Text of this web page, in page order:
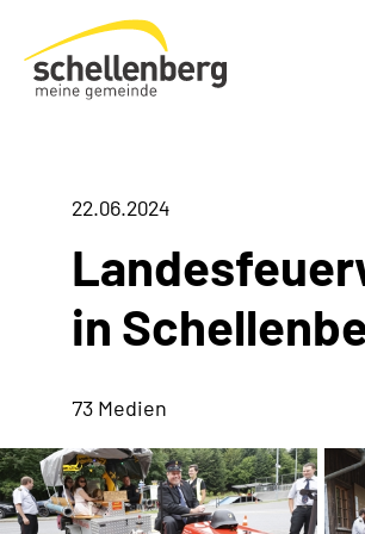
Gemeinde Schellenberg Startseite
22.06.2024
in
73 Medien